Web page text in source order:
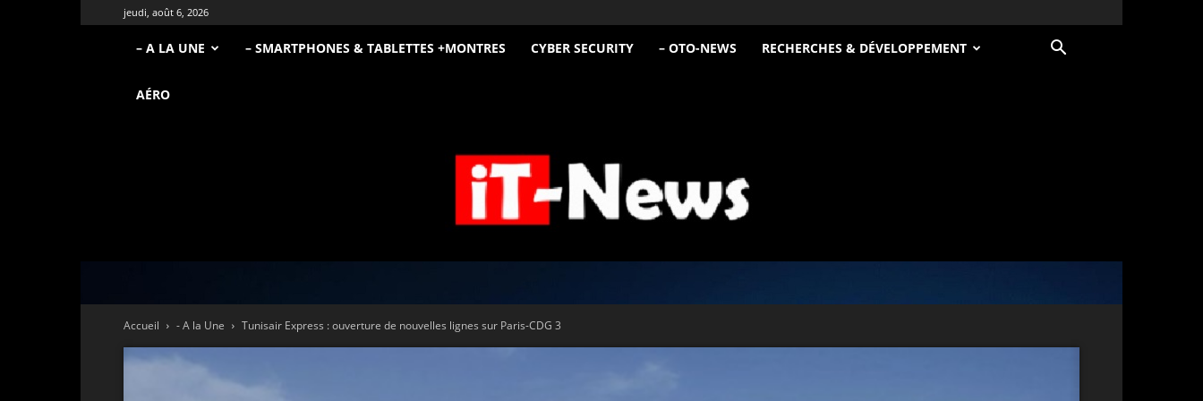
jeudi, août 6, 2026
– A LA UNE – SMARTPHONES & TABLETTES +MONTRES CYBER SECURITY – OTO-NEWS RECHERCHES & DÉVELOPPEMENT
AÉRO
iT
Accueil
- A la Une Tunisair Express : ouverture de nouvelles lignes sur Paris-CDG 3